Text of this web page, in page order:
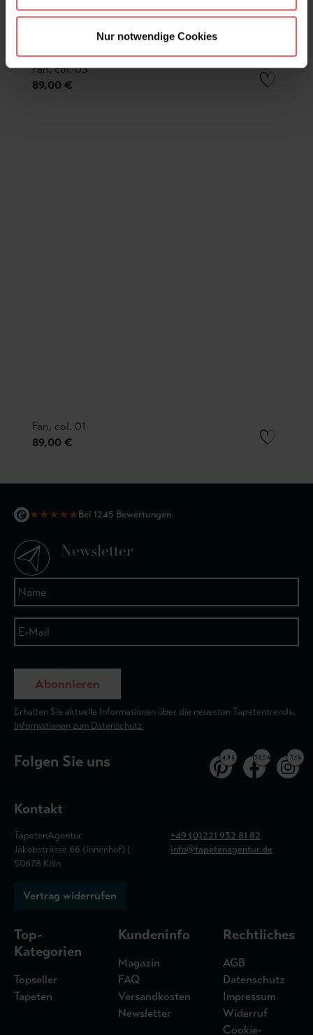
Nur notwendige Cookies
Fan, col. 03
89,00 €
Fan, col. 01
89,00 €
★★★★★Bei 1245 Bewertungen
Newsletter
Abonnieren
Erhalten Sie aktuelle Informationen über die neuesten Tapetentrends.
Informationen zum Datenschutz.
Folgen Sie uns 4,9 k 32,5 k 3,1 k
Kontakt
TapetenAgentur
Jakobstrasse 66 (Innenhof) |
50678 Köln
+49 (0)221 932 81 82
info@tapetenagentur.de
Vertrag widerrufen
Top-
Kategorien
Topseller
Tapeten
Kundeninfo
Magazin
FAQ
Versandkosten
Newsletter
Rechtliches
AGB
Datenschutz
Impressum
Widerruf
Cookie-